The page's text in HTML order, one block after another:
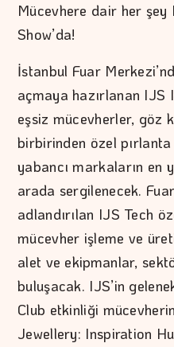
Mücevhere dair her
Show’da!
İstanbul Fuar
açmaya hazırlanan IJS
eşsiz mücevherler, göz
birbirinden özel
yabancı markaların en
arada sergilenecek.
adlandırılan IJS Tech
mücevher işleme ve
alet ve ekipmanlar,
buluşacak. IJS’in
Club etkinliği
Jewellery: Inspiration